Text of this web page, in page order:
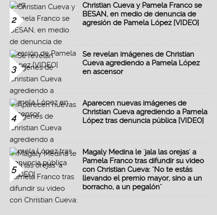
2
Christian Cueva y Pamela Franco se
BESAN, en medio de denuncia de
agresión de Pamela López [VIDEO]
3
Se revelan imágenes de Christian
Cueva agrediendo a Pamela López
en ascensor
4
Aparecen nuevas imágenes de
Christian Cueva agrediendo a Pamela
López tras denuncia pública [VIDEO]
5
Magaly Medina le 'jala las orejas' a
Pamela Franco tras difundir su video
con Christian Cueva: "No te estás
llevando el premio mayor, sino a un
borracho, a un pegalón"